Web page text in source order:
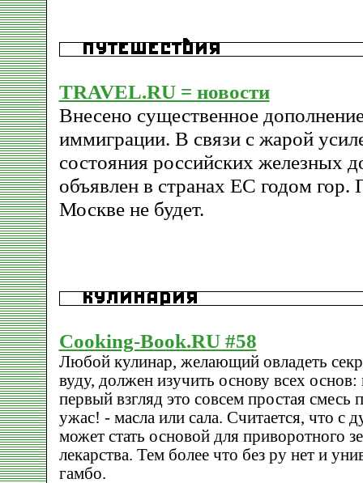
TRAVEL.RU = новости
Внесено существенное
иммиграции. В связи с жарой
состояния российских железных
объявлен в странах ЕС годом гор.
Москве не будет.
Cooking-Book.RU #58
Любой кулинар, желающий овладеть
вуду, должен изучить основу всех
первый взгляд это совсем простая
ужас! - масла или сала. Считается, что с
может стать основой для приворотного
лекарства. Тем более что без ру нет и
гамбо.